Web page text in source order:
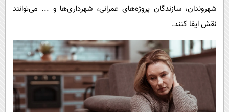
شهروندان، سازندگان پروژه‌های عمرانی، شهرداری‌ها و ... می‌توانند
نقش ایفا کنند.